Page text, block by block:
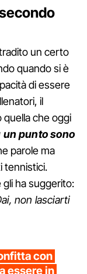
un certo
quando si è
di essere
il
quella che oggi
un punto sono
parole ma
tennistici.
gli ha suggerito:
non lasciarti
con
essere in